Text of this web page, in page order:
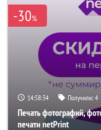
-30%
14:58:33 Получили:4
Печать фотографий,
печати netPrint